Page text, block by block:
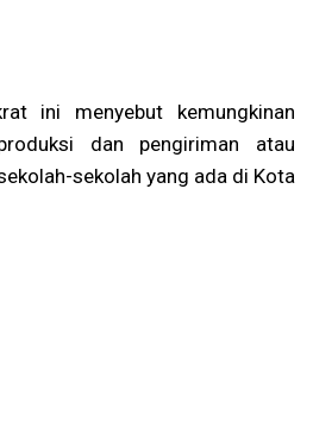
ini menyebut kemungkinan
dan pengiriman atau
sekolah yang ada di Kota